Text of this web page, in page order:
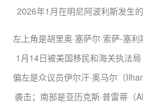
2026年1月在明尼阿波利斯发生
左上角是胡里奥·塞萨尔·索萨-塞
1月14日被美国移民和海关执法
偏左是众议员伊尔汗·奥马尔（
袭击；南部是亚历克斯·普雷蒂（